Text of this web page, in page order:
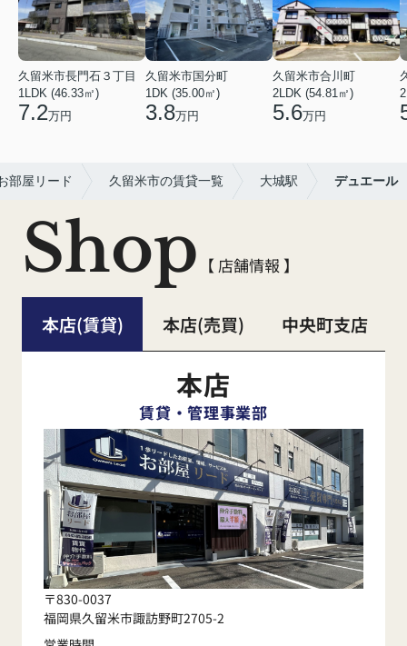
久留米市長門石３丁目
1LDK (46.33㎡)
7.2万円
久留米市国分町
1DK (35.00㎡)
3.8万円
久留米市合川町
2LDK (54.81㎡)
5.6万円
部屋リード 久留米市の賃貸一覧 大城駅 デュエール
Shop 【 店舗情報 】
本店(賃貸) 本店(売買) 中央町支店
本店
賃貸・管理事業部
〒830-0037
福岡県久留米市諏訪野町2705-2